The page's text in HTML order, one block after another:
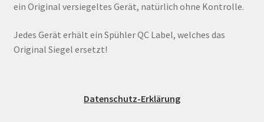
ein Original versiegeltes Gerät, natürlich ohne Kontrolle.
Jedes Gerät erhält ein Spühler QC Label, welches das
Original Siegel ersetzt!
Datenschutz-Erklärung